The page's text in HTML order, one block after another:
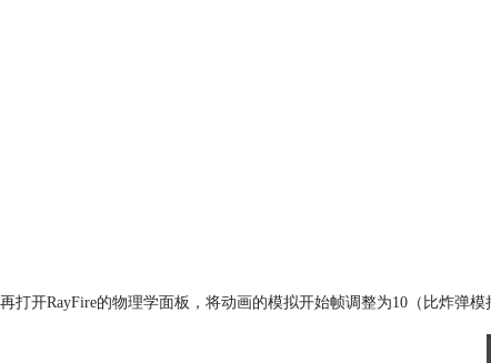
再打开RayFire的物理学面板，将动画的模拟开始帧调整为10（比炸弹